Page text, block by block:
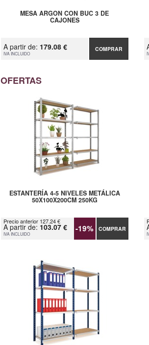
MESA ARGON CON BUC 3 DE
CAJONES
A partir de: 179.08 €
IVA INCLUIDO
COMPRAR
OFERTAS
ESTANTERÍA 4-5 NIVELES METÁLICA
50X100X200CM 250KG
Precio anterior 127.24 €
A partir de: 103.07 €
IVA INCLUIDO -19% COMPRAR